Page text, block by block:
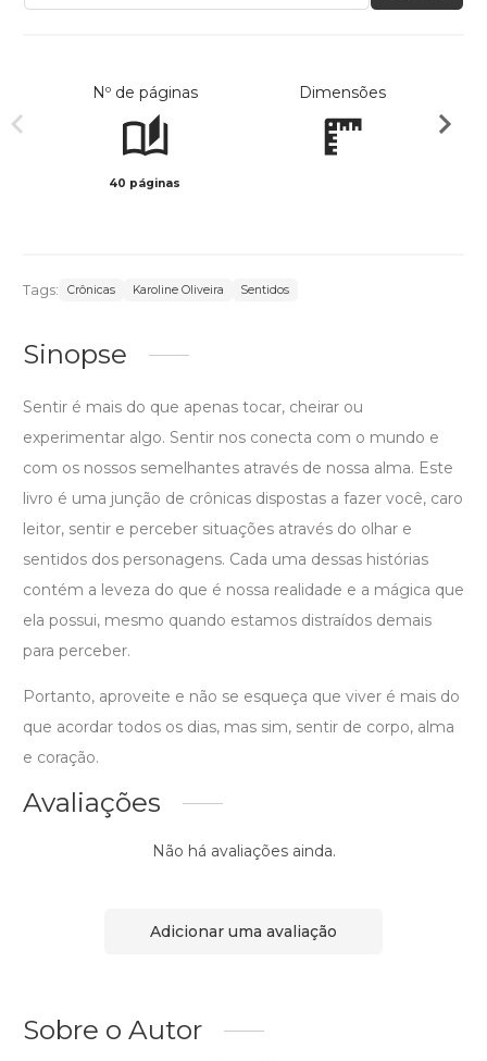
Nº de páginas
40 páginas
Dimensões
Tags: Crônicas Karoline Oliveira Sentidos
Sinopse
Sentir é mais do que apenas tocar, cheirar ou
experimentar algo. Sentir nos conecta com o mundo e
com os nossos semelhantes através de nossa alma. Este
livro é uma junção de crônicas dispostas a fazer você, caro
leitor, sentir e perceber situações através do olhar e
sentidos dos personagens. Cada uma dessas histórias
contém a leveza do que é nossa realidade e a mágica que
ela possui, mesmo quando estamos distraídos demais
para perceber.
Portanto, aproveite e não se esqueça que viver é mais do
que acordar todos os dias, mas sim, sentir de corpo, alma
e coração.
Avaliações
Não há avaliações ainda.
Adicionar uma avaliação
Sobre o Autor